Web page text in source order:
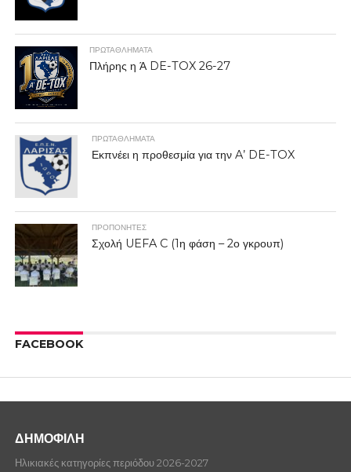
ΠΡΩΤΑΘΛΉΜΑΤΑ
Πλήρης η Ά DE-TOX 26-27
ΠΡΩΤΑΘΛΉΜΑΤΑ
Εκπνέει η προθεσμία για την A’ DE-TOX
ΠΡΟΠΟΝΗΤΈΣ
Σχολή UEFA C (1η φάση – 2ο γκρουπ)
FACEBOOK
ΔΗΜΟΦΙΛΗ
Ηλικιακές κατηγορίες περιόδου 2026-2027